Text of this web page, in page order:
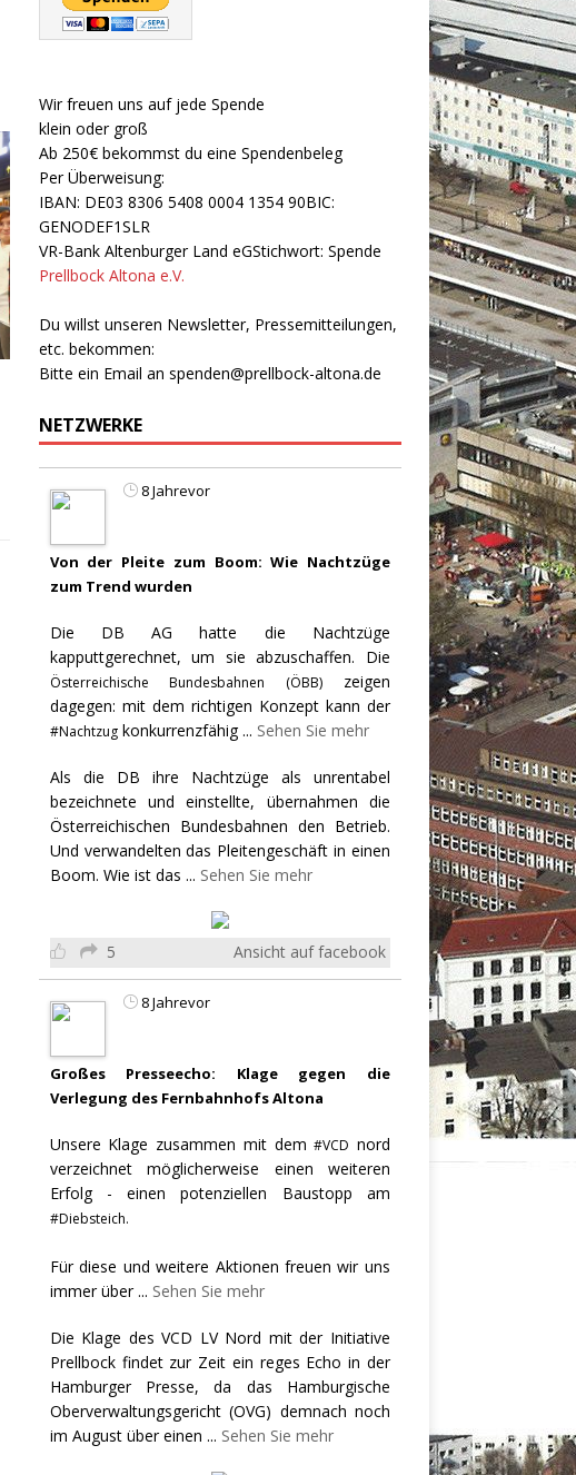
Wir freuen uns auf jede Spende
klein oder groß
Ab 250€ bekommst du eine Spendenbeleg
Per Überweisung:
IBAN: DE03 8306 5408 0004 1354 90BIC:
GENODEF1SLR
VR-Bank Altenburger Land eGStichwort: Spende
Prellbock Altona e.V.
Du willst unseren Newsletter, Pressemitteilungen,
etc. bekommen:
Bitte ein Email an spenden@prellbock-altona.de
NETZWERKE
8 Jahrevor
Von der Pleite zum Boom: Wie Nachtzüge
zum Trend wurden
Die DB AG hatte die Nachtzüge
kapputtgerechnet, um sie abzuschaffen. Die
Österreichische Bundesbahnen (ÖBB)zeigen
dagegen: mit dem richtigen Konzept kann der
#Nachtzugkonkurrenzfähig... Sehen Sie mehr
Als die DB ihre Nachtzüge als unrentabel
bezeichnete und einstellte, übernahmen die
Österreichischen Bundesbahnen den Betrieb.
Und verwandelten das Pleitengeschäft in einen
Boom. Wie ist das ... Sehen Sie mehr
5 Ansicht auf facebook
8 Jahrevor
Großes Presseecho: Klage gegen die
Verlegung des Fernbahnhofs Altona
Unsere Klage zusammen mit dem#VCD nord
verzeichnet möglicherweise einen weiteren
Erfolg - einen potenziellen Baustopp am
#Diebsteich.
Für diese und weitere Aktionen freuen wir uns
immer über... Sehen Sie mehr
Die Klage des VCD LV Nord mit der Initiative
Prellbock findet zur Zeit ein reges Echo in der
Hamburger Presse, da das Hamburgische
Oberverwaltungsgericht (OVG) demnach noch
im August über einen ... Sehen Sie mehr